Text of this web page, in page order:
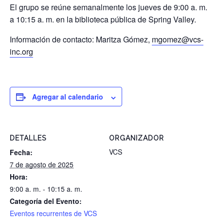
El grupo se reúne semanalmente los jueves de 9:00 a. m.
a 10:15 a. m. en la biblioteca pública de Spring Valley.
Información de contacto: Maritza Gómez, mgomez@vcs-
inc.org
Agregar al calendario
DETALLES
Fecha:
7 de agosto de 2025
Hora:
9:00 a. m. - 10:15 a. m.
Categoría del Evento:
Eventos recurrentes de VCS
ORGANIZADOR
VCS